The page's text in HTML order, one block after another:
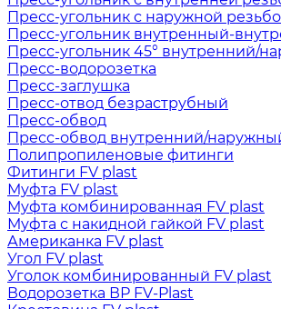
Пресс-угольник с наружной
Пресс-угольник внутренный-
Пресс-угольник 45° внутренний/
Пресс-водорозетка
Пресс-заглушка
Пресс-отвод безраструбный
Пресс-обвод
Пресс-обвод внутренний/
Полипропиленовые фитинги
Фитинги FV plast
Муфта FV plast
Муфта комбинированная FV plast
Муфта с накидной гайкой FV plast
Американка FV plast
Угол FV plast
Уголок комбинированный FV plast
Водорозетка ВР FV-Plast